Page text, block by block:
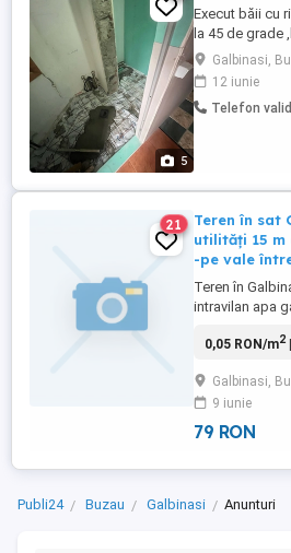
5
Execut băii cu
la 45 de
instalație
Galbinasi,
12 iunie
Telefon
21
Teren în sat
utilități 15 m
-pe vale
Teren în
intravilan apa
0,05 RON/m2
Galbinasi,
9 iunie
79 RON
Publi24 Buzau Galbinasi Anunturi